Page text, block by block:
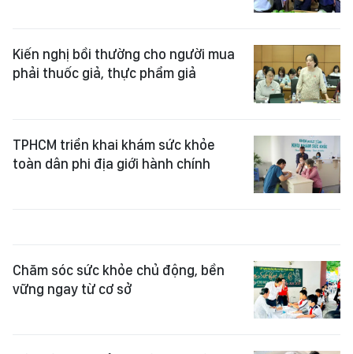
Kiến nghị bồi thường cho người mua
phải thuốc giả, thực phẩm giả
TPHCM triển khai khám sức khỏe
toàn dân phi địa giới hành chính
Chăm sóc sức khỏe chủ động, bền
vững ngay từ cơ sở